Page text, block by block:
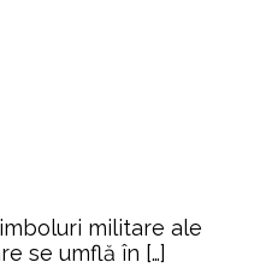
militare ale
se umflă în […]